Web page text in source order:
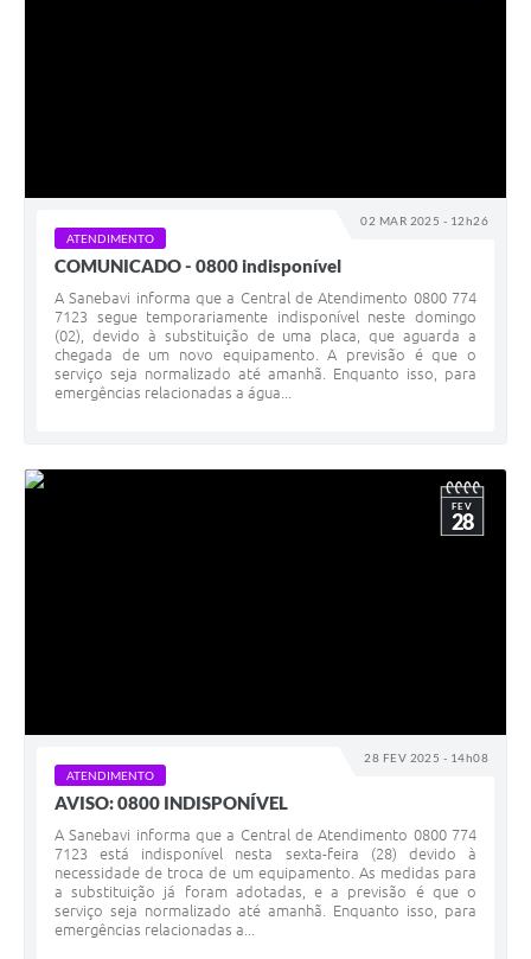
02 MAR 2025 - 12h26
ATENDIMENTO
COMUNICADO - 0800 indisponível
A Sanebavi informa que a Central de Atendimento 0800 774
7123 segue temporariamente indisponível neste domingo
(02), devido à substituição de uma placa, que aguarda a
chegada de um novo equipamento. A previsão é que o
serviço seja normalizado até amanhã. Enquanto isso, para
emergências relacionadas a água...
28 FEV 2025 - 14h08
FEV
28
ATENDIMENTO
AVISO: 0800 INDISPONÍVEL
A Sanebavi informa que a Central de Atendimento 0800 774
7123 está indisponível nesta sexta-feira (28) devido à
necessidade de troca de um equipamento. As medidas para
a substituição já foram adotadas, e a previsão é que o
serviço seja normalizado até amanhã. Enquanto isso, para
emergências relacionadas a...